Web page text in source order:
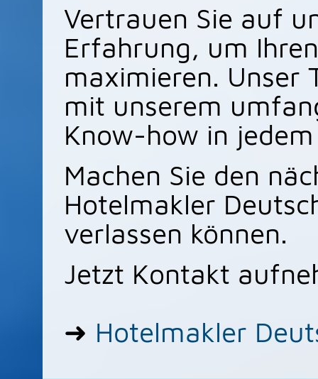
Vertrauen Sie auf
Erfahrung, um
maximieren. Unser
mit unserem
Know-how in
Machen Sie den
Hotelmakler
verlassen können.
Jetzt Kontakt
➜ Hotelmakler